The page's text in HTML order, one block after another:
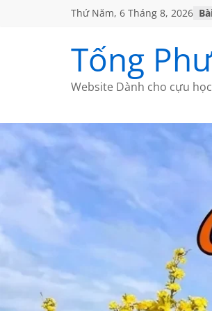
Thứ Năm, 6 Tháng 8, 2026
Tống
Website Dành cho cựu